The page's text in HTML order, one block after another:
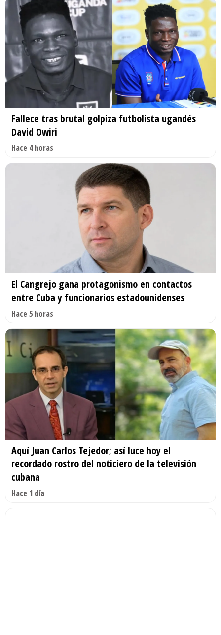
Fallece tras brutal golpiza futbolista ugandés
David Owiri
Hace 4 horas
El Cangrejo gana protagonismo en contactos
entre Cuba y funcionarios estadounidenses
Hace 5 horas
Aquí Juan Carlos Tejedor; así luce hoy el
recordado rostro del noticiero de la televisión
cubana
Hace 1 día